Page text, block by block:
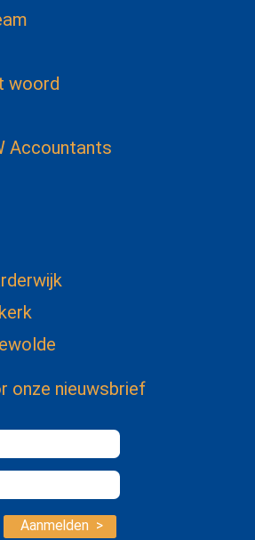
woord
Accountants
onze nieuwsbrief
Aanmelden >